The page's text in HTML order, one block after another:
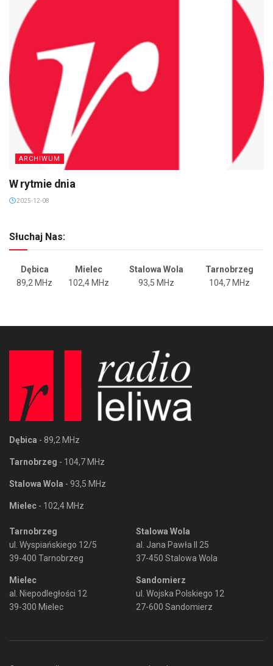
ARCHIWUM
W rytmie dnia
2025-12-08
Słuchaj Nas:
Dębica Mielec Stalowa Wola
Tarnobrzeg
89,2 MHz
102,4 MHz 93,5 MHz 104,7 MHz
Dębica - 89,2 MHz
Tarnobrzeg - 104,7 MHz
Stalowa Wola - 93,5 MHz
Mielec - 102,4 MHz
Tarnobrzeg
ul. Wyspiańskiego 12/5
39-400 Tarnobrzeg
Mielec
al. Niepodległości 12
39-300 Mielec
Stalowa Wola
al. Jana Pawła II 25
37-450 Stalowa Wola
Sandomierz
ul. Wojska Polskiego 12
27-600 Sandomierz